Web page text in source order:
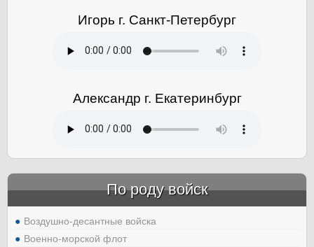
Игорь г. Санкт-Петербург
Александр г. Екатеринбург
По роду войск
Воздушно-десантные войска
Военно-морской флот